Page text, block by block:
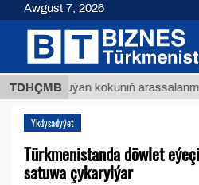
TDHÇMB
Buýan köküniň arassalanmadyk
Ykdysadyýet
Türkmenistanda döwlet
satuwa çykarylýar
Awgust 7, 2026